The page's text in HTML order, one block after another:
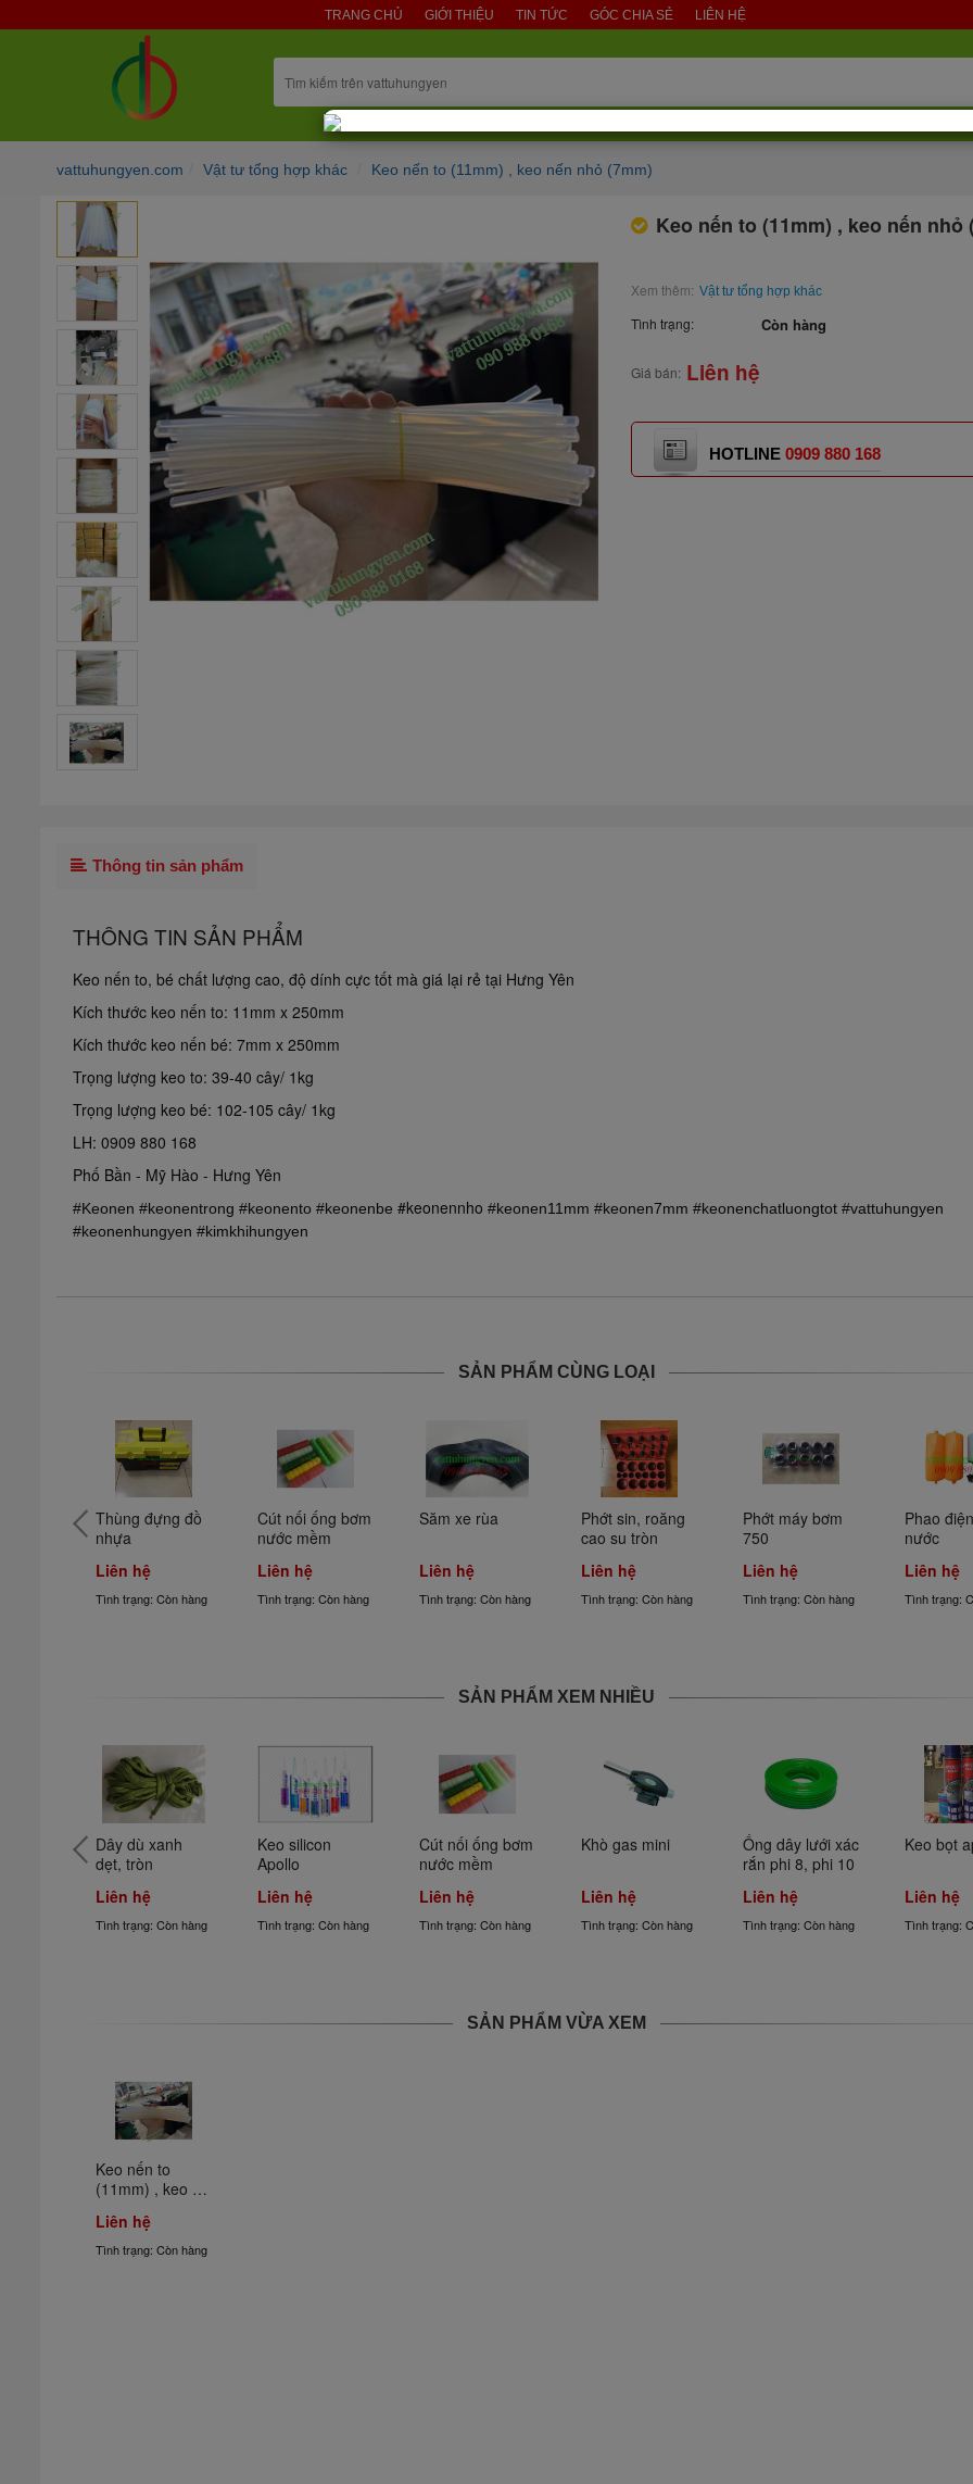
TRANG CHỦ GIỚI THIỆU TIN TỨC GÓC CHIA SẺ LIÊN HỆ
vattuhungyen.com Vật tư tổng hợp khác Keo nến to (11mm) , keo nến nhỏ (7mm)
Keo nến to (11mm) , keo nến nhỏ
Xem thêm: Vật tư tổng hợp khác
Tình trạng: Còn hàng
Giá bán: Liên hệ
HOTLINE0909 880 168
Thông tin sản phẩm
THÔNG TIN SẢN PHẨM
Keo nến to, bé chất lượng cao, độ dính cực tốt mà giá lại rẻ tại Hưng Yên
Kích thước keo nến to: 11mm x 250mm
Kích thước keo nến bé: 7mm x 250mm
Trọng lượng keo to: 39-40 cây/ 1kg
Trọng lượng keo bé: 102-105 cây/ 1kg
LH: 0909 880 168
Phố Bần - Mỹ Hào - Hưng Yên
#Keonen #keonentrong #keonento #keonenbe #keonennho #keonen11mm #keonen7mm #keonenchatluongtot #vattuhungyen
#keonenhungyen #kimkhihungyen
SẢN PHẨM CÙNG LOẠI
Cút nối ống bơm
nước mềm
Liên hệ
Tình trạng: Còn hàng
Săm xe rùa
Liên hệ
Tình trạng: Còn hàng
Phớt sin, roăng
Liên hệ
Tình trạng: Còn hàng
Phớt máy bơm
750
Liên hệ
Tình trạng: Còn hàng
Phao điện bồn
nước
Liên hệ
Tình trạng: Còn hàng
Phao cơ
nước
Liên hệ
Tình trạng:
SẢN PHẨM XEM NHIỀU
Keo silicon
Apollo
Liên hệ
Tình trạng: Còn hàng
Cút nối ống bơm
nước mềm
Liên hệ
Tình trạng: Còn hàng
Khò gas mini
Liên hệ
Tình trạng: Còn hàng
Ống dây lưới xác
Liên hệ
Tình trạng: Còn hàng
Keo bọt apollo
Liên hệ
Tình trạng: Còn hàng
Dây thít
Liên hệ
Tình trạng:
SẢN PHẨM VỪA XEM
Keo nến to
(11mm) , keo
Liên hệ
Tình trạng: Còn hàng